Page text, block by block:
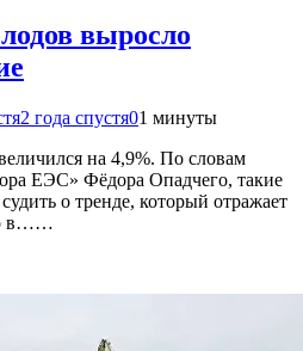
выросло
2 года спустя01 минуты
на 4,9%. По словам
ЕЭС» Фёдора Опадчего, такие
о тренде, который отражает
в……